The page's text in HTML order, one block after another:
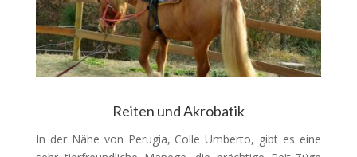
Reiten und Akrobatik
In der Nähe von Perugia, Colle Umberto, gibt es eine